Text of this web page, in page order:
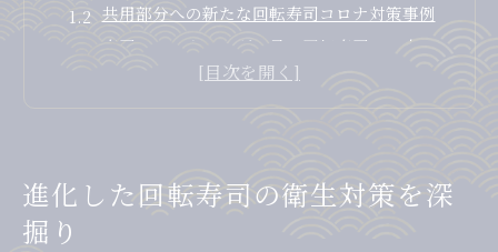
共用部分への新たな回転寿司コロナ対策事例
寿司カバーやトングに見る回転寿司の工夫
回転寿司店舗の換気対策と安心ポイント
非接触サービスが回転寿司で広がる理由
回転寿司での外食時に注目すべき衛生基準
来店前に確認したい回転寿司の対策内容
進化した回転寿司の衛生対策を深
掘り